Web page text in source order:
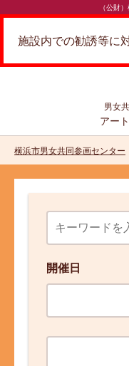
（公財
施設内での勧誘等に
男女
アー
横浜市男女共同参画センター
開催日